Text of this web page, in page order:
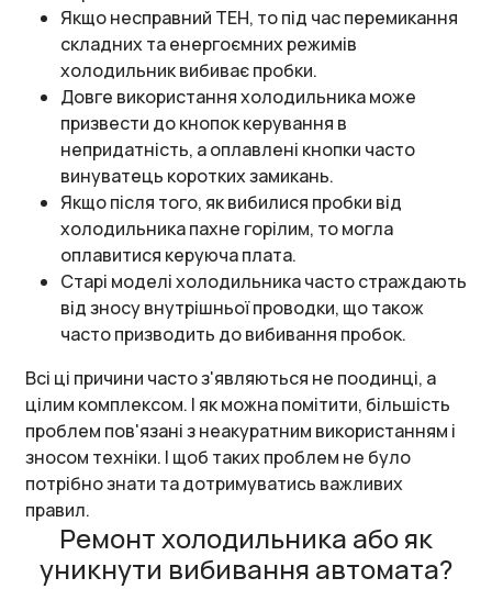
Якщо несправний ТЕН, то під час перемикання
складних та енергоємних режимів
холодильник вибиває пробки.
Довге використання холодильника може
призвести до кнопок керування в
непридатність, а оплавлені кнопки часто
винуватець коротких замикань.
Якщо після того, як вибилися пробки від
холодильника пахне горілим, то могла
оплавитися керуюча плата.
Старі моделі холодильника часто страждають
від зносу внутрішньої проводки, що також
часто призводить до вибивання пробок.
Всі ці причини часто з'являються не поодинці, а
цілим комплексом. І як можна помітити, більшість
проблем пов'язані з неакуратним використанням і
зносом техніки. І щоб таких проблем не було
потрібно знати та дотримуватись важливих
правил.
Ремонт холодильника або як
уникнути вибивання автомата?